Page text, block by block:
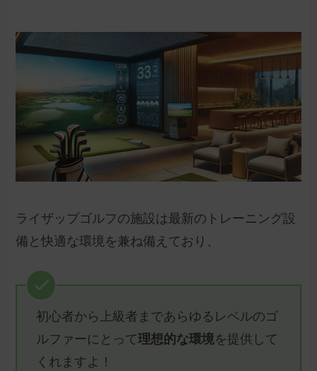
ライザップゴルフの施設は最新のトレーニング設
備と快適な環境を兼ね備えており、
初心者から上級者まであらゆるレベルのゴ
ルファーにとって理想的な環境を提供して
くれますよ！